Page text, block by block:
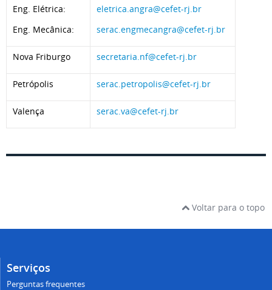
Eng. Elétrica:
Eng. Mecânica:
eletrica.angra@cefet-rj.br
serac.engmecangra@cefet-rj.br
Nova Friburgo secretaria.nf@cefet-rj.br
Petrópolis serac.petropolis@cefet-rj.br
Valença serac.va@cefet-rj.br
Voltar para o topo
Serviços
Perguntas frequentes